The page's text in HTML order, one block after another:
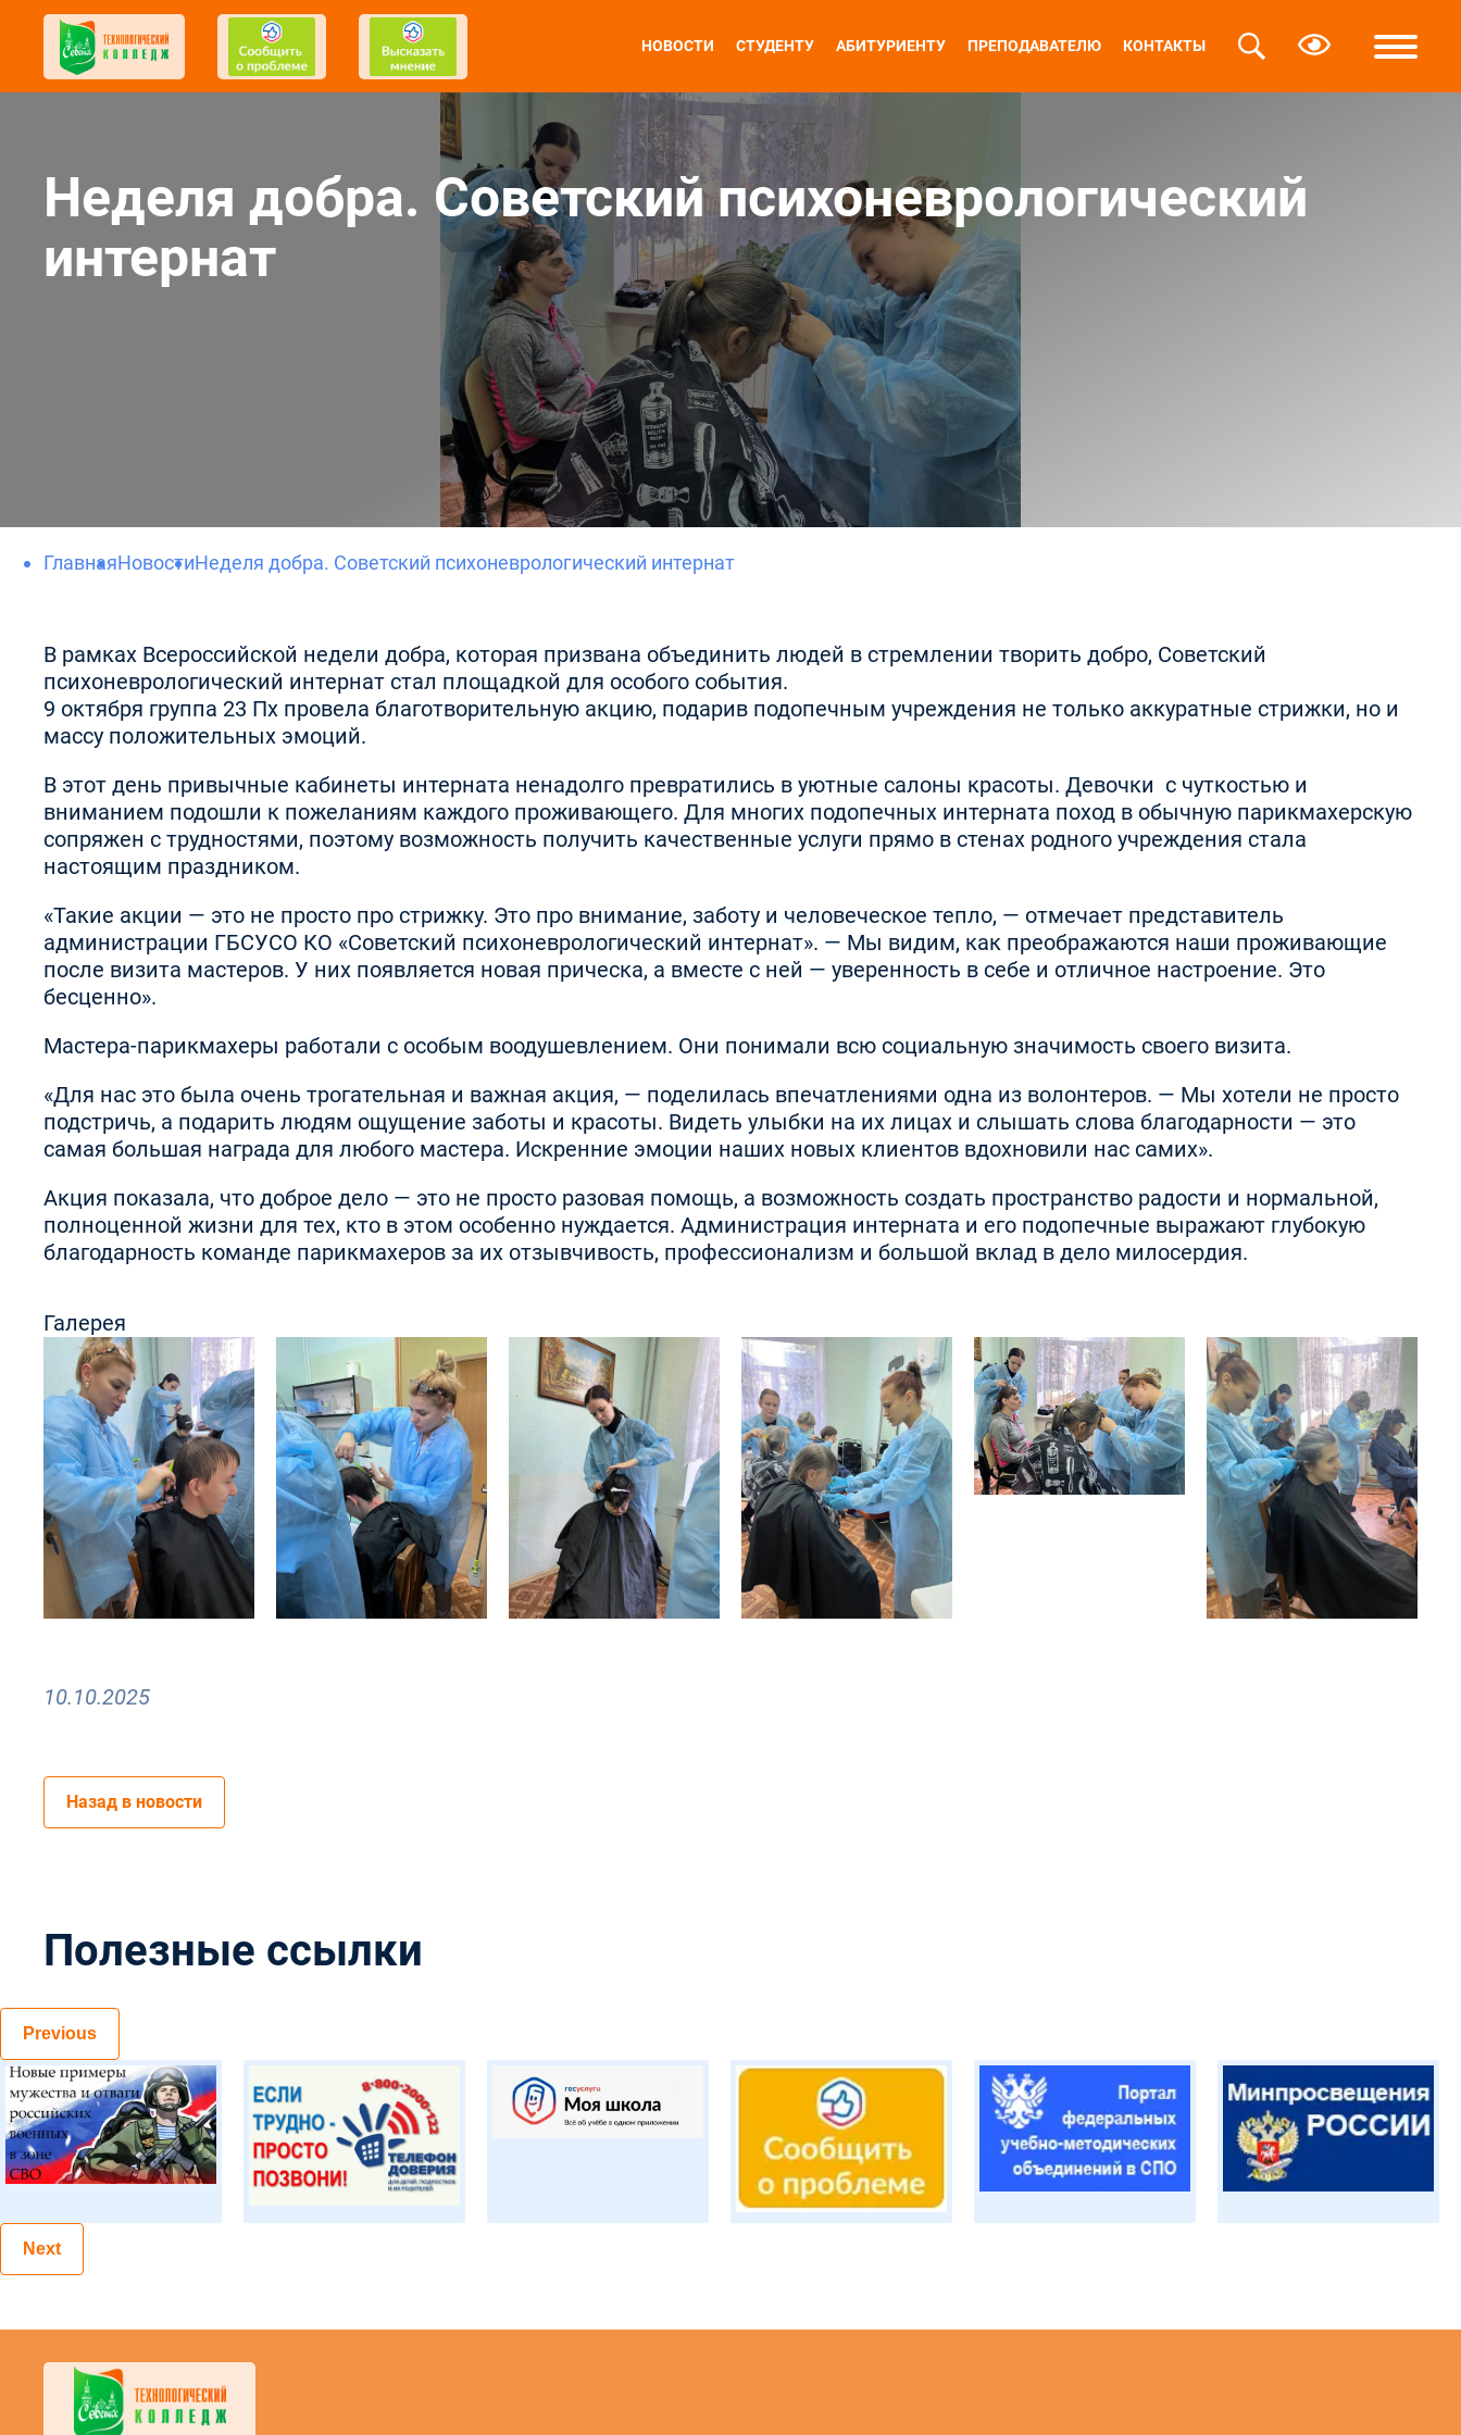
НОВОСТИ СТУДЕНТУ АБИТУРИЕНТУ ПРЕПОДАВАТЕЛЮ КОНТАКТЫ
Неделя добра. Советский психоневрологический
интернат
ГлавнаяНовостиНеделя добра. Советский психоневрологический интернат
В рамках Всероссийской недели добра, которая призвана объединить людей в стремлении творить добро, Советский
психоневрологический интернат стал площадкой для особого события.
9 октября группа 23 Пх провела благотворительную акцию, подарив подопечным учреждения не только аккуратные стрижки, но и
массу положительных эмоций.
В этот день привычные кабинеты интерната ненадолго превратились в уютные салоны красоты. Девочки с чуткостью и
вниманием подошли к пожеланиям каждого проживающего. Для многих подопечных интерната поход в обычную парикмахерскую
сопряжен с трудностями, поэтому возможность получить качественные услуги прямо в стенах родного учреждения стала
настоящим праздником.
«Такие акции — это не просто про стрижку. Это про внимание, заботу и человеческое тепло, — отмечает представитель
администрации ГБСУСО КО «Советский психоневрологический интернат». — Мы видим, как преображаются наши проживающие
после визита мастеров. У них появляется новая прическа, а вместе с ней — уверенность в себе и отличное настроение. Это
бесценно».
Мастера-парикмахеры работали с особым воодушевлением. Они понимали всю социальную значимость своего визита.
«Для нас это была очень трогательная и важная акция, — поделилась впечатлениями одна из волонтеров. — Мы хотели не просто
подстричь, а подарить людям ощущение заботы и красоты. Видеть улыбки на их лицах и слышать слова благодарности — это
самая большая награда для любого мастера. Искренние эмоции наших новых клиентов вдохновили нас самих».
Акция показала, что доброе дело — это не просто разовая помощь, а возможность создать пространство радости и нормальной,
полноценной жизни для тех, кто в этом особенно нуждается. Администрация интерната и его подопечные выражают глубокую
благодарность команде парикмахеров за их отзывчивость, профессионализм и большой вклад в дело милосердия.
Галерея
10.10.2025
Назад в новости
Полезные ссылки
Previous
Next